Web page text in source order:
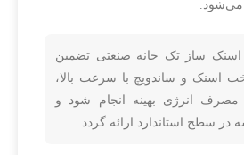
می‌شود.
اسنک ساز تک خانه صنعتی تضمین
اسنک و ساندویچ با سرعت بالا،
مصرف انرژی بهینه انجام شود و
در سطح استاندارد ارائه گردد.